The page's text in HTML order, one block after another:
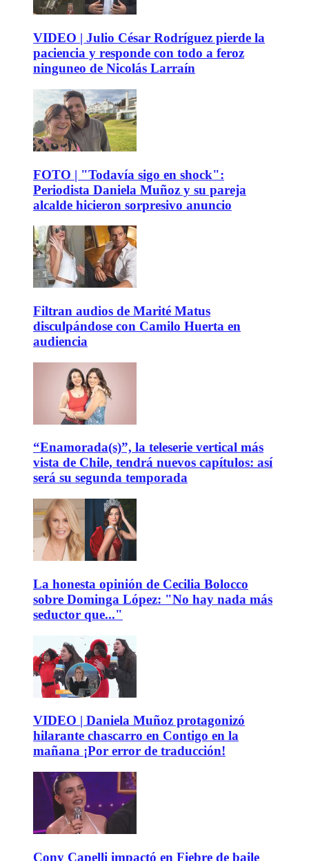
VIDEO | Julio César Rodríguez pierde la
paciencia y responde con todo a feroz
ninguneo de Nicolás Larraín
FOTO | "Todavía sigo en shock":
Periodista Daniela Muñoz y su pareja
alcalde hicieron sorpresivo anuncio
Filtran audios de Marité Matus
disculpándose con Camilo Huerta en
audiencia
“Enamorada(s)”, la teleserie vertical más
vista de Chile, tendrá nuevos capítulos: así
será su segunda temporada
La honesta opinión de Cecilia Bolocco
sobre Dominga López: "No hay nada más
seductor que..."
VIDEO | Daniela Muñoz protagonizó
hilarante chascarro en Contigo en la
mañana ¡Por error de traducción!
Cony Capelli impactó en Fiebre de baile